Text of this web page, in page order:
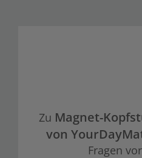
Zu Magnet-
von
Fragen